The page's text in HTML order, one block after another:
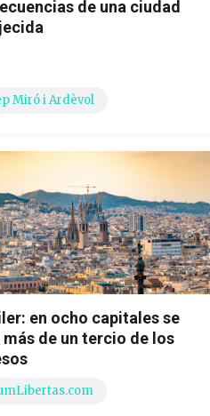
de una ciudad
Miró i Ardèvol
en ocho capitales se
más de un tercio de los